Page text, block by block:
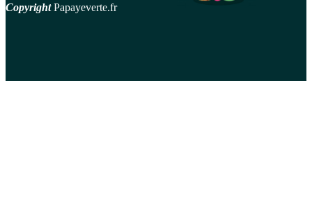
CopyrightPapayeverte.fr